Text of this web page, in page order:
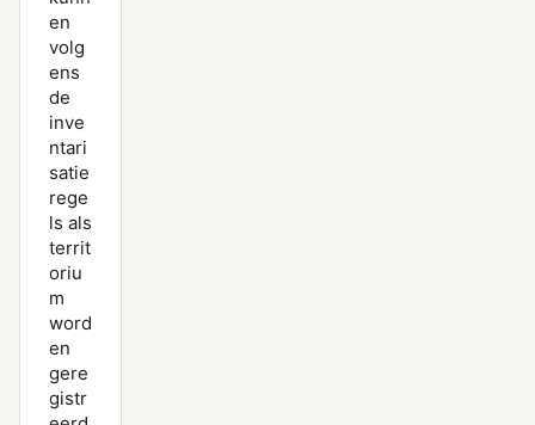
en
volg
ens
de
inve
ntari
satie
rege
ls als
territ
oriu
m
word
en
gere
gistr